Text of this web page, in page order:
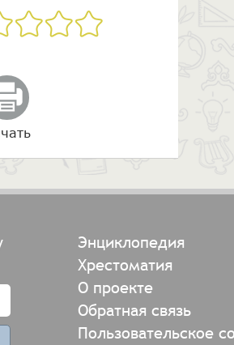
Энциклопедия
Хрестоматия
О проекте
Обратная связь
Пользовательское